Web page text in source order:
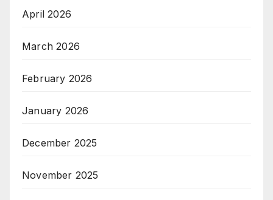
April 2026
March 2026
February 2026
January 2026
December 2025
November 2025